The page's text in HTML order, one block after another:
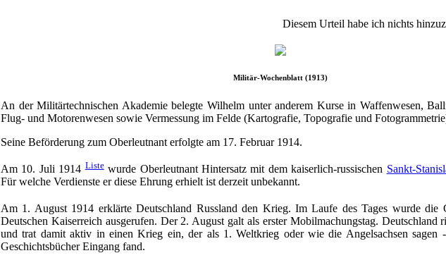
Diesem Urteil habe ich nichts
Militär-Wochenblatt (1913)
An der Militärtechnischen Akademie belegte Wilhelm unter anderem Kurse in Waffenwesen,
Flug- und Motorenwesen sowie Vermessung im Felde (Kartografie, Topografie und
Seine Beförderung zum Oberleutnant erfolgte am 17. Februar 1914.
Am 10. Juli 1914Listewurde Oberleutnant Hintersatz mit dem kaiserlich-russischen Sankt-
Für welche Verdienste er diese Ehrung erhielt ist derzeit unbekannt.
Am 1. August 1914 erklärte Deutschland Russland den Krieg. Im Laufe des Tages wurde die
Deutschen Kaiserreich ausgerufen. Der 2. August galt als erster Mobilmachungstag. Deutschland
und trat damit aktiv in einen Krieg ein, der als 1. Weltkrieg oder wie die Angelsachsen
Geschichtsbücher Eingang fand.